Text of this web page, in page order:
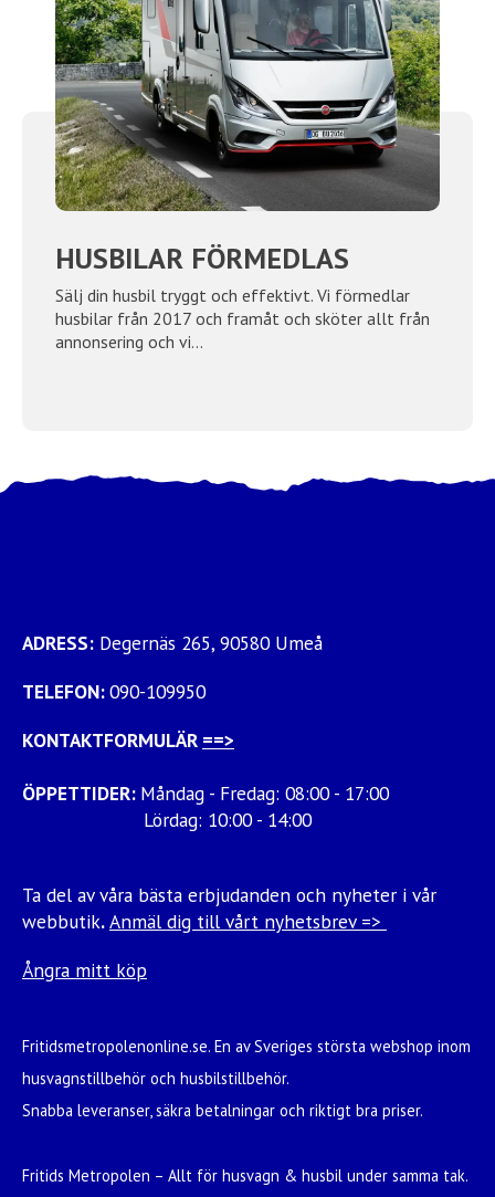
HUSBILAR FÖRMEDLAS
Sälj din husbil tryggt och effektivt. Vi förmedlar
husbilar från 2017 och framåt och sköter allt från
annonsering och vi...
ADRESS: Degernäs 265, 90580 Umeå
TELEFON:090-109950
KONTAKTFORMULÄR ==>
ÖPPETTIDER: Måndag - Fredag: 08:00 - 17:00
Lördag: 10:00 - 14:00
Ta del av våra bästa erbjudanden och nyheter i vår
webbutik.Anmäl dig till vårt nyhetsbrev =>
Ångra mitt köp
Fritidsmetropolenonline.se. En av Sveriges största webshop inom
husvagnstillbehör och husbilstillbehör.
Snabba leveranser, säkra betalningar och riktigt bra priser.
Fritids Metropolen – Allt för husvagn & husbil under samma tak.